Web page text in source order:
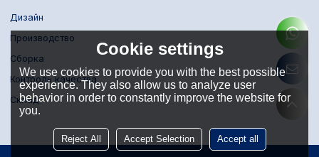
Дизайн
Производство
Сборка
Контроль качества
Склад
Cookie settings
We use cookies to provide you with the best possible
experience. They also allow us to analyze user
behavior in order to constantly improve the website for
you.
Reject All Accept Selection Accept all